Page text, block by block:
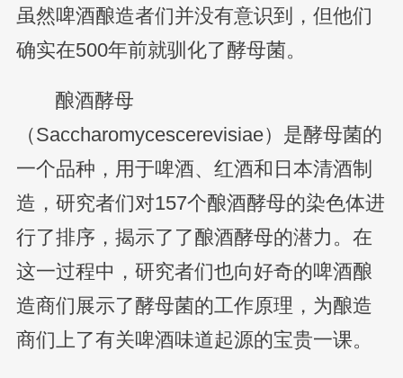
虽然啤酒酿造者们并没有意识到，但他们
确实在500年前就驯化了酵母菌。
酿酒酵母
（Saccharomycescerevisiae）是酵母菌的
一个品种，用于啤酒、红酒和日本清酒制
造，研究者们对157个酿酒酵母的染色体进
行了排序，揭示了了酿酒酵母的潜力。在
这一过程中，研究者们也向好奇的啤酒酿
造商们展示了酵母菌的工作原理，为酿造
商们上了有关啤酒味道起源的宝贵一课。